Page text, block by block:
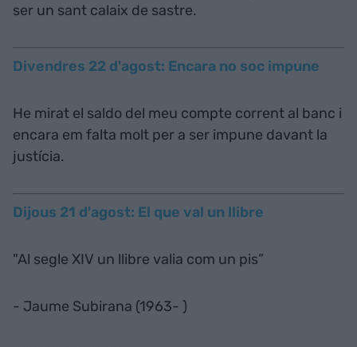
ser un sant calaix de sastre.
Divendres 22 d'agost: Encara no soc impune
He mirat el saldo del meu compte corrent al banc i
encara em falta molt per a ser impune davant la
justícia.
Dijous 21 d'agost: El que val un llibre
"Al segle XIV un llibre valia com un pis”
- Jaume Subirana (1963- )